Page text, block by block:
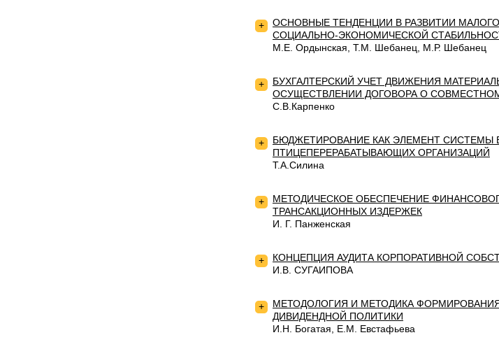
+
ОСНОВНЫЕ ТЕНДЕНЦИИ В РАЗВИТИИ
СОЦИАЛЬНО-ЭКОНОМИЧЕСКОЙ
М.Е. Ордынская, Т.М. Шебанец, М.Р. Шебанец
+
БУХГАЛТЕРСКИЙ УЧЕТ ДВИЖЕНИЯ
ОСУЩЕСТВЛЕНИИ ДОГОВОРА О
С.В.Карпенко
+
БЮДЖЕТИРОВАНИЕ КАК ЭЛЕМЕНТ СИСТЕМЫ
ПТИЦЕПЕРЕРАБАТЫВАЮЩИХ ОРГАНИЗАЦИЙ
Т.А.Силина
+
МЕТОДИЧЕСКОЕ ОБЕСПЕЧЕНИЕ
ТРАНСАКЦИОННЫХ ИЗДЕРЖЕК
И. Г. Панженская
+ КОНЦЕПЦИЯ АУДИТА КОРПОРАТИВНОЙ
И.В. СУГАИПОВА
+
МЕТОДОЛОГИЯ И МЕТОДИКА
ДИВИДЕНДНОЙ ПОЛИТИКИ
И.Н. Богатая, Е.М. Евстафьева